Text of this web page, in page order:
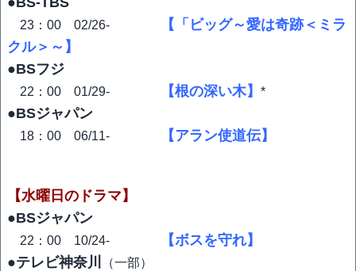
23：00 02/26-
【「ビッグ～愛は奇跡＜ミラ
クル＞～】
●BSフジ
22：00 01/29- 【根の深い木】 *
●BSジャパン
18：00 06/11- 【アラン使道伝】
【水曜日のドラマ】
●BSジャパン
22：00 10/24-
【ボスを守れ】
●テレビ神奈川
（一部）